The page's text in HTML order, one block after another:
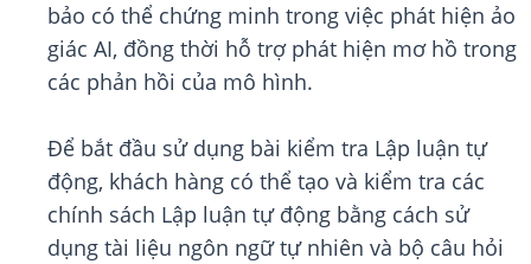
bảo có thể chứng minh trong việc phát hiện ảo
giác AI, đồng thời hỗ trợ phát hiện mơ hồ trong
các phản hồi của mô hình.
Để bắt đầu sử dụng bài kiểm tra Lập luận tự
động, khách hàng có thể tạo và kiểm tra các
chính sách Lập luận tự động bằng cách sử
dụng tài liệu ngôn ngữ tự nhiên và bộ câu hỏi